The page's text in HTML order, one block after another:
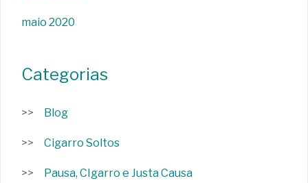
maio 2020
Categorias
Blog
Cigarro Soltos
Pausa, CIgarro e Justa Causa